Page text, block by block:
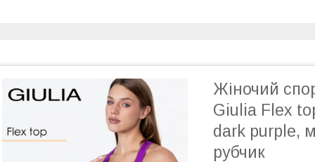
Жіночий
Giulia Flex
dark purple,
рубчик